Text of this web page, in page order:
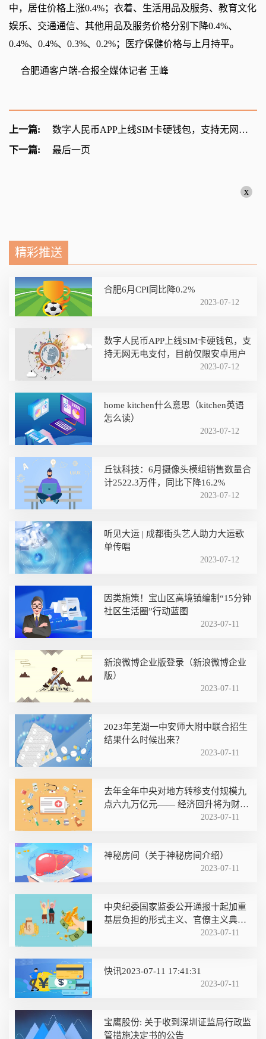
中，居住价格上涨0.4%；衣着、生活用品及服务、教育文化
娱乐、交通通信、其他用品及服务价格分别下降0.4%、
0.4%、0.4%、0.3%、0.2%；医疗保健价格与上月持平。
合肥通客户端-合报全媒体记者 王峰
上一篇:
数字人民币APP上线SIM卡硬钱包，支持无网无电支付，目前仅限安卓用户
下一篇:
最后一页
x
精彩推送
合肥6月CPI同比降0.2%
2023-07-12
数字人民币APP上线SIM卡硬钱包，支
持无网无电支付，目前仅限安卓用户
2023-07-12
home kitchen什么意思（kitchen英语
怎么读）
2023-07-12
丘钛科技：6月摄像头模组销售数量合
计2522.3万件，同比下降16.2%
2023-07-12
听见大运 | 成都街头艺人助力大运歌
单传唱
2023-07-12
因类施策！宝山区高境镇编制“15分钟
社区生活圈”行动蓝图
2023-07-11
新浪微博企业版登录（新浪微博企业
版）
2023-07-11
2023年芜湖一中安师大附中联合招生
结果什么时候出来？
2023-07-11
去年全年中央对地方转移支付规模九
点六九万亿元—— 经济回升将为财政
2023-07-11
神秘房间（关于神秘房间介绍）
2023-07-11
中央纪委国家监委公开通报十起加重
基层负担的形式主义、官僚主义典型
2023-07-11
快讯2023-07-11 17:41:31
2023-07-11
宝鹰股份: 关于收到深圳证监局行政监
管措施决定书的公告